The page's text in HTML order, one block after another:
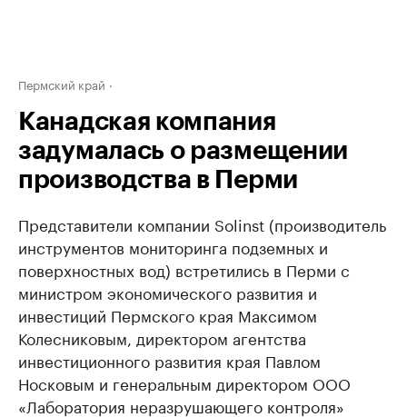
Пермский край
Канадская компания
задумалась о размещении
производства в Перми
Представители компании Solinst (производитель
инструментов мониторинга подземных и
поверхностных вод) встретились в Перми с
министром экономического развития и
инвестиций Пермского края Максимом
Колесниковым, директором агентства
инвестиционного развития края Павлом
Носковым и генеральным директором ООО
«Лаборатория неразрушающего контроля»